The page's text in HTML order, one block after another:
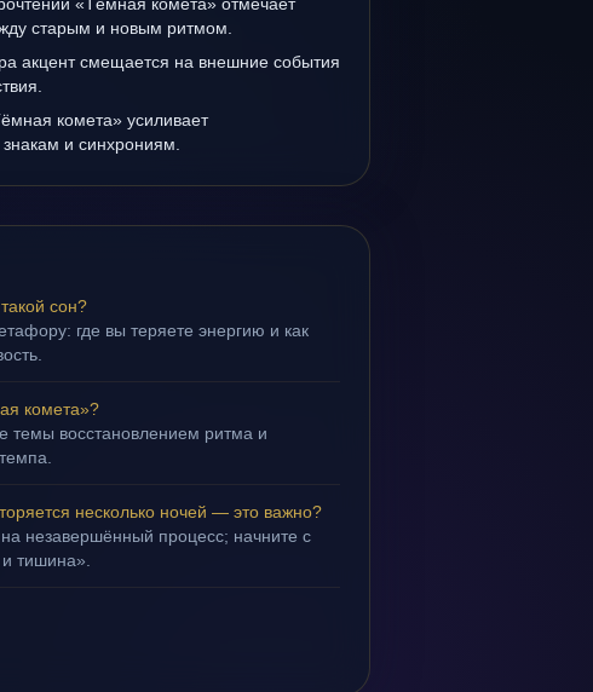
старым и новым ритмом.
акцент смещается на внешние события
комета» усиливает
знакам и синхрониям.
сон?
где вы теряете энергию и как
комета»?
темы восстановлением ритма и
несколько ночей — это важно?
незавершённый процесс; начните с
тишина».